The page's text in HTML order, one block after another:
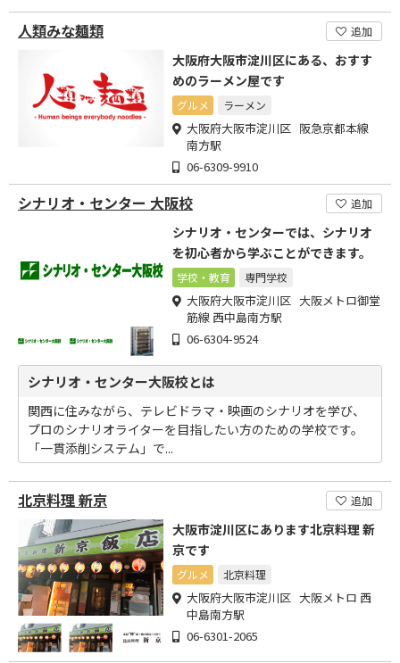
人類みな麺類 追加
大阪府大阪市淀川区にある、おすす
めのラーメン屋です
グルメ ラーメン
大阪府大阪市淀川区 阪急京都本線
南方駅
06-6309-9910
シナリオ・センター 大阪校 追加
シナリオ・センターでは、シナリオ
を初心者から学ぶことができます。
学校・教育 専門学校
大阪府大阪市淀川区 大阪メトロ御堂
筋線 西中島南方駅
06-6304-9524
シナリオ・センター大阪校とは
関西に住みながら、テレビドラマ・映画のシナリオを学び、
プロのシナリオライターを目指したい方のための学校です。
「一貫添削システム」で...
北京料理 新京 追加
大阪市淀川区にあります北京料理 新
京です
グルメ 北京料理
大阪府大阪市淀川区 大阪メトロ 西
中島南方駅
06-6301-2065